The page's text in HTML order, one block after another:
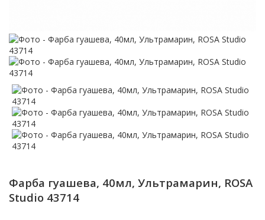
Фарба гуашева, 40мл, Ультрамарин, ROSA
Studio 43714